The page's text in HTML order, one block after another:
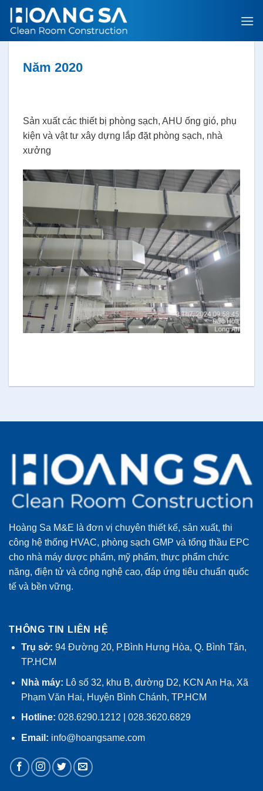
Bỏ
qua
nội
Năm 2020
Sản xuất các thiết bị phòng sạch, AHU ống gió, phụ
kiện và vật tư xây dựng lắp đặt phòng sạch, nhà
xưởng
Hoàng Sa M&E là đơn vị chuyên thiết kế, sản xuất, thi
công hệ thống HVAC, phòng sạch GMP và tổng thầu EPC
cho nhà máy dược phẩm, mỹ phẩm, thực phẩm chức
năng, điện tử và công nghệ cao, đáp ứng tiêu chuẩn quốc
tế và bền vững.
THÔNG TIN LIÊN HỆ
Trụ sở: 94 Đường 20, P.Bình Hưng Hòa, Q. Bình Tân,
TP.HCM
Nhà máy: Lô số 32, khu B, đường D2, KCN An Hạ, Xã
Phạm Văn Hai, Huyện Bình Chánh, TP.HCM
Hotline: 028.6290.1212 | 028.3620.6829
Email: info@hoangsame.com